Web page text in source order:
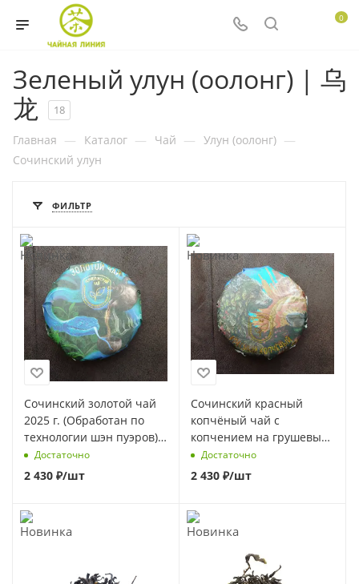
0
Зеленый улун (оолонг) | 乌
龙
18
Главная — Каталог — Чай — Улун (оолонг) —
Сочинский улун
ФИЛЬТР
Сочинский золотой чай
2025 г. (Обработан по
технологии шэн пуэров)
100 г
Достаточно
2 430 ₽/шт
Сочинский красный
копчёный чай с
копчением на грушевых
дровах 100 г
Достаточно
2 430 ₽/шт